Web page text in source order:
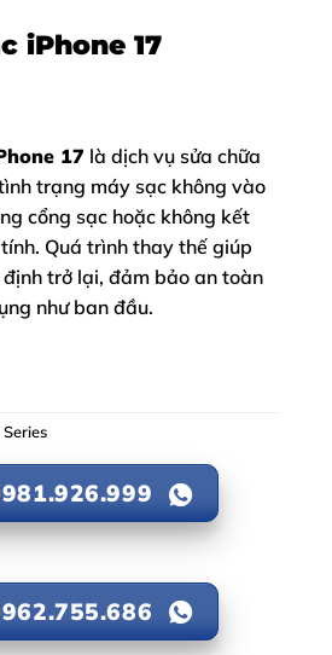
iPhone 17
17 là dịch vụ sửa chữa
trạng máy sạc không vào
cổng sạc hoặc không kết
Quá trình thay thế giúp
định trở lại, đảm bảo an toàn
như ban đầu.